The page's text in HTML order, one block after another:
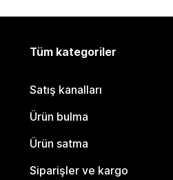
Tüm kategoriler
Satış kanalları
Ürün bulma
Ürün satma
Siparişler ve kargo